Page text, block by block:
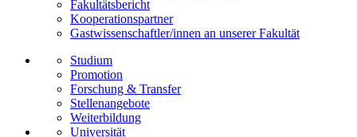
Fakultätsbericht
Kooperationspartner
Gastwissenschaftler/innen an unserer Fakultät
Studium
Promotion
Forschung & Transfer
Stellenangebote
Weiterbildung
Universität